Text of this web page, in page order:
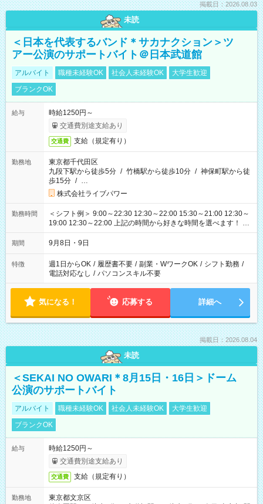
掲載日：2026.08.03
未読
＜日本を代表するバンド＊サカナクション＞ツ
アー公演のサポートバイト＠日本武道館
アルバイト 職種未経験OK 社会人未経験OK
大学生歓迎
ブランクOK
給与
時給1250円～
交通費別途支給あり
交通費 支給（規定有り）
勤務地
東京都千代田区
九段下駅から徒歩5分 / 竹橋駅から徒歩10分 / 神保町駅から徒
歩15分 / …
株式会社ライブパワー
勤務時間
＜シフト例＞ 9:00～22:30 12:30～22:00 15:30～21:00 12:30～
19:00 12:30～22:00 上記の時間から好きな時間を選べます！ ※
時間は変更となる可能性があります
期間 9月8日・9日
特徴 週1日からOK / 履歴書不要 / 副業・WワークOK / シフト勤務 /
電話対応なし / パソコンスキル不要
気になる！ 応募する 詳細へ
掲載日：2026.08.04
未読
＜SEKAI NO OWARI＊8月15日・16日＞ドーム
公演のサポートバイト
アルバイト 職種未経験OK 社会人未経験OK
大学生歓迎
ブランクOK
給与
時給1250円～
交通費別途支給あり
交通費 支給（規定有り）
勤務地
東京都文京区